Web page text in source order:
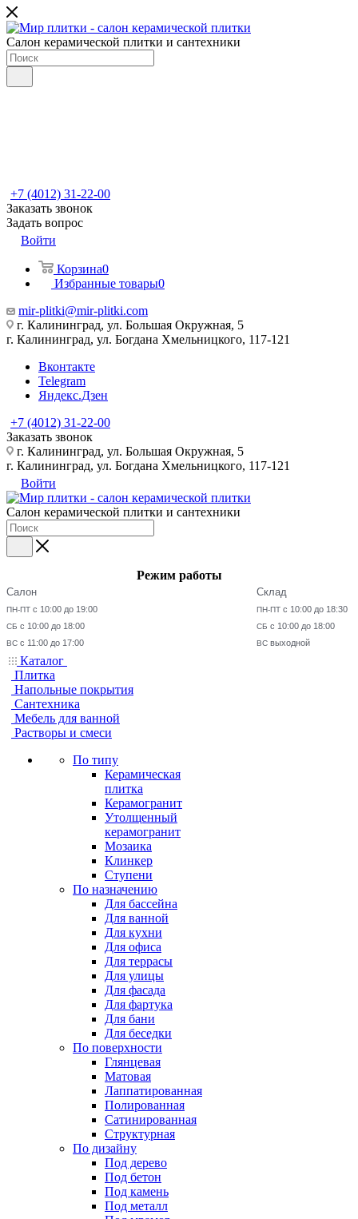
Салон керамической плитки и сантехники
+7 (4012) 31-22-00
Заказать звонок
Задать вопрос
Войти
Корзина0
Избранные товары0
mir-plitki@mir-plitki.com
г. Калининград, ул. Большая Окружная, 5
г. Калининград, ул. Богдана Хмельницкого, 117-121
Вконтакте
Telegram
Яндекс.Дзен
+7 (4012) 31-22-00
Заказать звонок
г. Калининград, ул. Большая Окружная, 5
г. Калининград, ул. Богдана Хмельницкого, 117-121
Войти
Салон керамической плитки и сантехники
Режим работы
Салон
ПН-ПТ с 10:00 до 19:00
СБ с 10:00 до 18:00
ВС с 11:00 до 17:00
Склад
ПН-ПТ с 10:00 до 18:30
СБ с 10:00 до 18:00
ВС выходной
Каталог
Плитка
Напольные покрытия
Сантехника
Мебель для ванной
Растворы и смеси
По типу
Керамическая
плитка
Керамогранит
Утолщенный
керамогранит
Мозаика
Клинкер
Ступени
По назначению
Для бассейна
Для ванной
Для кухни
Для офиса
Для террасы
Для улицы
Для фасада
Для фартука
Для бани
Для беседки
По поверхности
Глянцевая
Матовая
Лаппатированная
Полированная
Сатинированная
Структурная
По дизайну
Под дерево
Под бетон
Под камень
Под металл